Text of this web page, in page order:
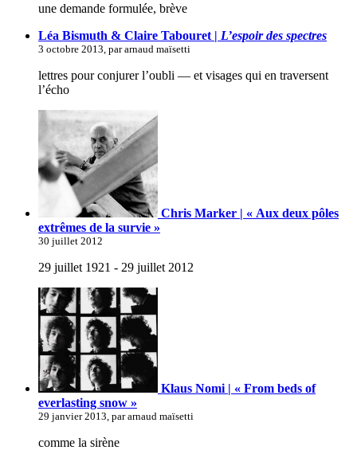
une demande formulée, brève
Léa Bismuth & Claire Tabouret | L’espoir des spectres
3 octobre 2013, par arnaud maïsetti
lettres pour conjurer l’oubli — et visages qui en traversent
l’écho
Chris Marker | « Aux deux pôles
extrêmes de la survie »
30 juillet 2012
29 juillet 1921 - 29 juillet 2012
Klaus Nomi | « From beds of
everlasting snow »
29 janvier 2013, par arnaud maïsetti
comme la sirène